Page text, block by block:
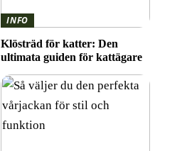
INFO
Klösträd för katter: Den
ultimata guiden för kattägare